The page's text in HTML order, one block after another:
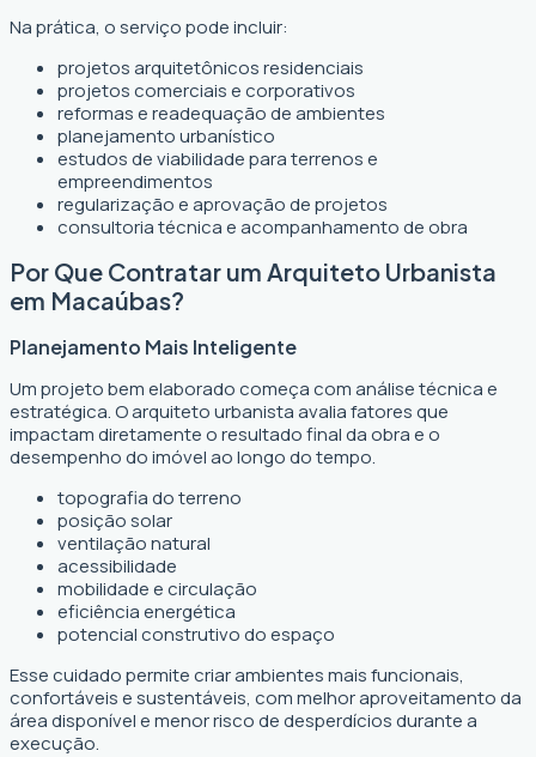
Na prática, o serviço pode incluir:
projetos arquitetônicos residenciais
projetos comerciais e corporativos
reformas e readequação de ambientes
planejamento urbanístico
estudos de viabilidade para terrenos e
empreendimentos
regularização e aprovação de projetos
consultoria técnica e acompanhamento de obra
Por Que Contratar um Arquiteto Urbanista
em Macaúbas?
Planejamento Mais Inteligente
Um projeto bem elaborado começa com análise técnica e
estratégica. O arquiteto urbanista avalia fatores que
impactam diretamente o resultado final da obra e o
desempenho do imóvel ao longo do tempo.
topografia do terreno
posição solar
ventilação natural
acessibilidade
mobilidade e circulação
eficiência energética
potencial construtivo do espaço
Esse cuidado permite criar ambientes mais funcionais,
confortáveis e sustentáveis, com melhor aproveitamento da
área disponível e menor risco de desperdícios durante a
execução.